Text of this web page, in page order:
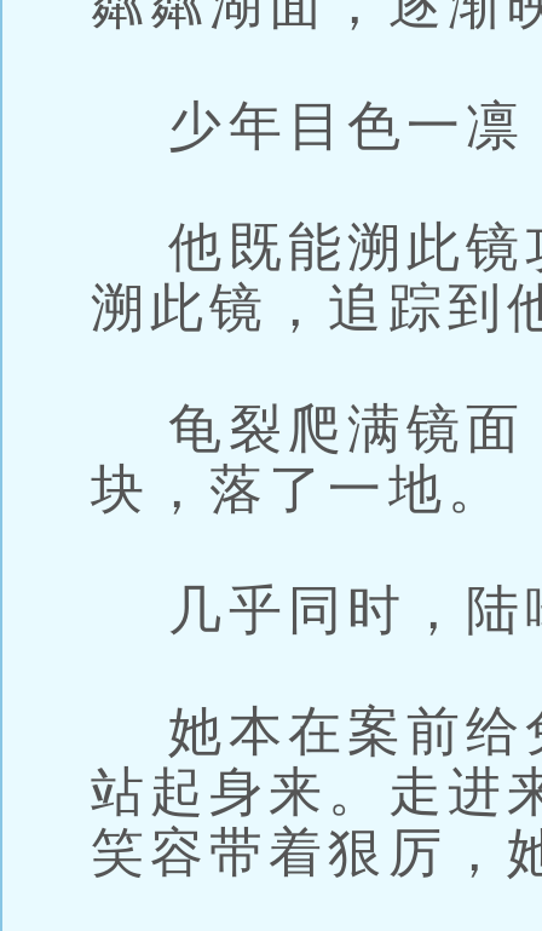
少年目色一凛
他既能溯此镜
溯此镜，追踪到
龟裂爬满镜面
块，落了一地。
几乎同时，陆
她本在案前给
站起身来。走进
笑容带着狠厉，